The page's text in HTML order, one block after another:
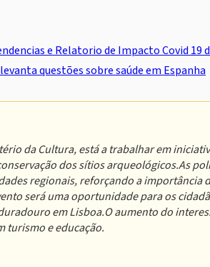
e Relatorio de Impacto Covid 19
questões sobre saúde em Espanha
da Cultura, está a trabalhar em
dos sítios arqueológicos.As
regionais, reforçando a importância
será uma oportunidade para os
em Lisboa.O aumento do
turismo e educação.